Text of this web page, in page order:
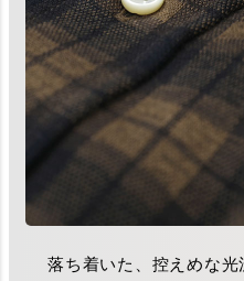
落ち着いた、控えめな